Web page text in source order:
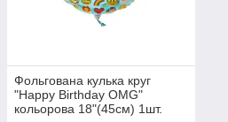
Фольгована кулька круг
"Happy Birthday OMG"
кольорова 18"(45см) 1шт.